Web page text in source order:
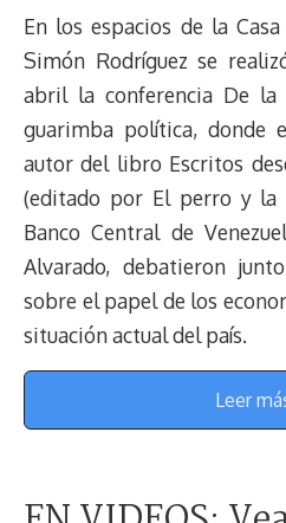
En los espacios de la
Simón Rodríguez se
abril la conferencia De la
guarimba política, donde
autor del libro Escritos
(editado por El perro y
Banco Central de
Alvarado, debatieron
sobre el papel de los
situación actual del país.
Leer